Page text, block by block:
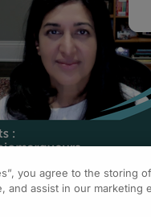
you agree to the storing
and assist in our marketing